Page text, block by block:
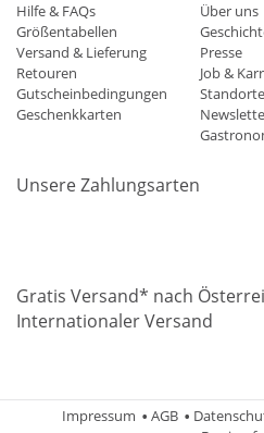
Hilfe & FAQs
Größentabellen
Versand & Lieferung
Retouren
Gutscheinbedingungen
Geschenkkarten
Über uns
Presse
Job &
Standorte
Unsere Zahlungsarten
Gratis Versand* nach
Internationaler Versand
Impressum AGB